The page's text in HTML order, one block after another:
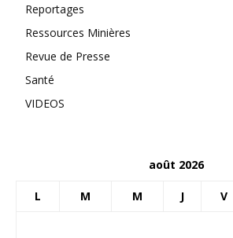
Reportages
Ressources Minières
Revue de Presse
Santé
VIDEOS
août 2026
L M M J V